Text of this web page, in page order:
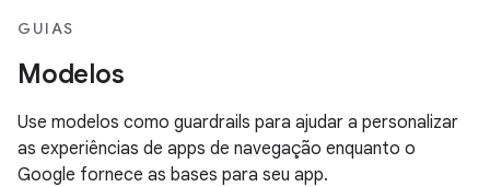
GUIAS
Modelos
Use modelos como guardrails para ajudar a personalizar
as experiências de apps de navegação enquanto o
Google fornece as bases para seu app.